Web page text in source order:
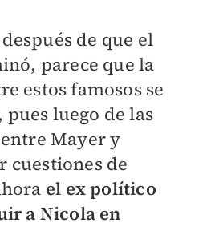
de que el
parece que la
estos famosos se
luego de las
Mayer y
cuestiones de
el ex político
a Nicola en